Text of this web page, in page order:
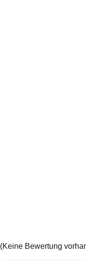
(Keine Bewertung